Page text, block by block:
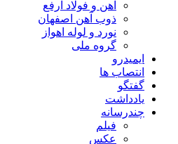
آهن و فولاد ارفع
ذوب آهن اصفهان
نورد و لوله اهواز
گروه ملی
ایمیدرو
انتصاب ها
گفتگو
یادداشت
چندرسانه
فیلم
عکس